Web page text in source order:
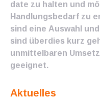
date zu halten und
Handlungsbedarf zu
sind eine Auswahl
sind überdies kurz
unmittelbaren
geeignet.
Aktuelles